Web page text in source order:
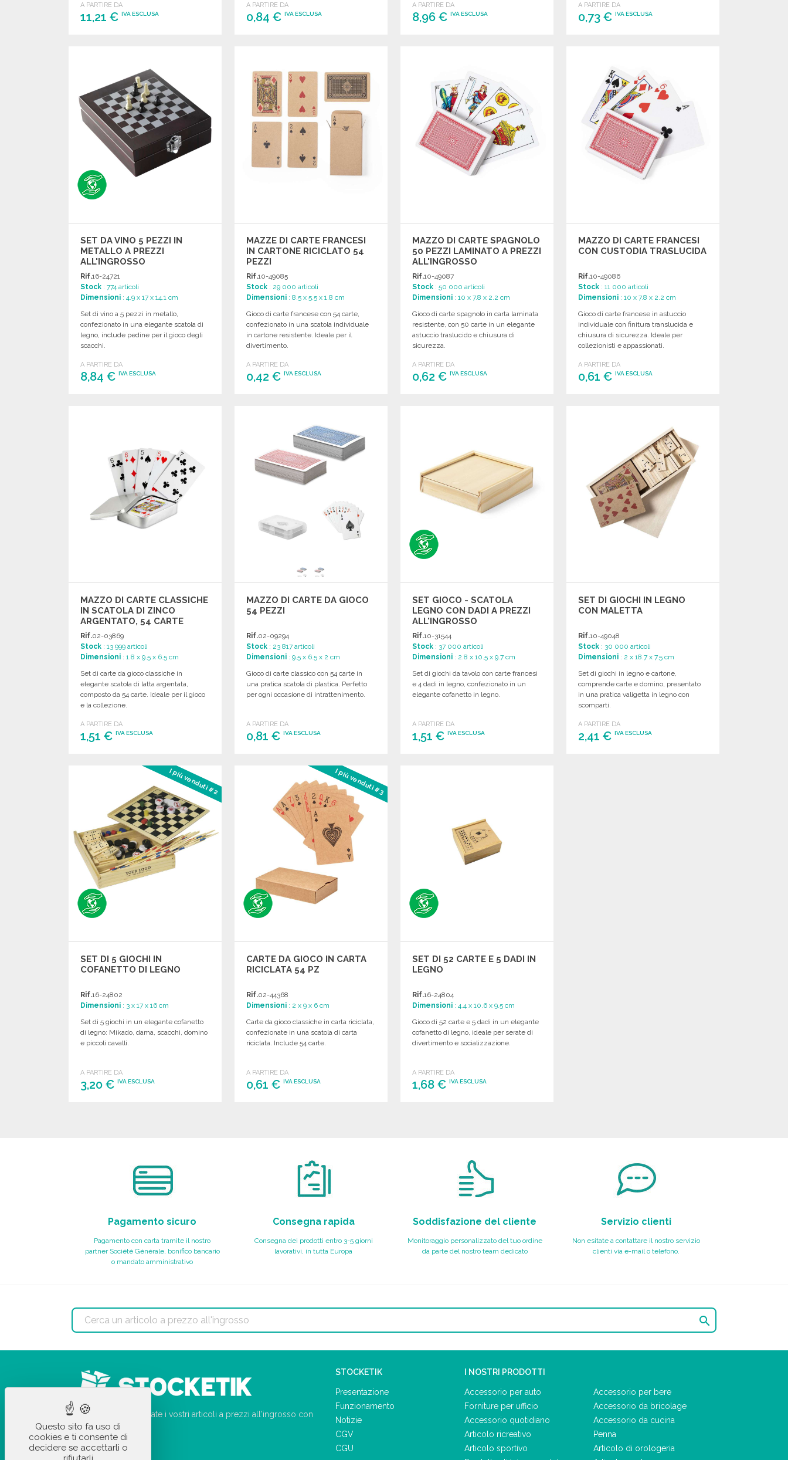
A PARTIRE DA
11,21 € IVA ESCLUSA
A PARTIRE DA
0,84 €IVA ESCLUSA
A PARTIRE DA
8,96 €IVA ESCLUSA
A PARTIRE DA
0,73 €IVA ESCLUSA
SET DA VINO 5 PEZZI IN
METALLO A PREZZI
ALL'INGROSSO
Rif.16-24721
Stock : 774 articoli
Dimensioni : 4.9 x 17 x 14.1 cm
Set di vino a 5 pezzi in metallo,
confezionato in una elegante scatola di
legno, include pedine per il gioco degli
scacchi.
A PARTIRE DA
8,84 € IVA ESCLUSA
MAZZE DI CARTE FRANCESI
IN CARTONE RICICLATO 54
PEZZI
Rif.10-49085
Stock : 29 000 articoli
Dimensioni : 8.5 x 5.5 x 1.8 cm
Gioco di carte francese con 54 carte,
confezionato in una scatola individuale
in cartone resistente. Ideale per il
divertimento.
A PARTIRE DA
0,42 €IVA ESCLUSA
MAZZO DI CARTE SPAGNOLO
50 PEZZI LAMINATO A PREZZI
ALL'INGROSSO
Rif.10-49087
Stock : 50 000 articoli
Dimensioni : 10 x 7.8 x 2.2 cm
Gioco di carte spagnolo in carta laminata
resistente, con 50 carte in un elegante
astuccio traslucido e chiusura di
sicurezza.
A PARTIRE DA
0,62 €IVA ESCLUSA
MAZZO DI CARTE FRANCESI
CON CUSTODIA TRASLUCIDA
Rif.10-49086
Stock : 11 000 articoli
Dimensioni : 10 x 7.8 x 2.2 cm
Gioco di carte francese in astuccio
individuale con finitura translucida e
chiusura di sicurezza. Ideale per
collezionisti e appassionati.
A PARTIRE DA
0,61 €IVA ESCLUSA
MAZZO DI CARTE CLASSICHE
IN SCATOLA DI ZINCO
ARGENTATO, 54 CARTE
Rif.02-03869
Stock : 13 999 articoli
Dimensioni : 1.8 x 9.5 x 6.5 cm
Set di carte da gioco classiche in
elegante scatola di latta argentata,
composto da 54 carte. Ideale per il gioco
e la collezione.
A PARTIRE DA
1,51 € IVA ESCLUSA
Richiedi un preventivo
MAZZO DI CARTE DA GIOCO
54 PEZZI
Rif.02-09294
Stock : 23 817 articoli
Dimensioni : 9.5 x 6.5 x 2 cm
Gioco di carte classico con 54 carte in
una pratica scatola di plastica. Perfetto
per ogni occasione di intrattenimento.
A PARTIRE DA
0,81 €IVA ESCLUSA
Richiedi un preventivo
SET GIOCO - SCATOLA
LEGNO CON DADI A PREZZI
ALL'INGROSSO
Rif.10-31544
Stock : 37 000 articoli
Dimensioni : 2.8 x 10.5 x 9.7 cm
Set di giochi da tavolo con carte francesi
e 4 dadi in legno, confezionato in un
elegante cofanetto in legno.
A PARTIRE DA
1,51 €IVA ESCLUSA
SET DI GIOCHI IN LEGNO
CON MALETTA
Rif.10-49048
Stock : 30 000 articoli
Dimensioni : 2 x 18.7 x 7.5 cm
Set di giochi in legno e cartone,
comprende carte e domino, presentato
in una pratica valigetta in legno con
scomparti.
A PARTIRE DA
2,41 €IVA ESCLUSA
I più venduti #2
SET DI 5 GIOCHI IN
COFANETTO DI LEGNO
Rif.16-24802
Dimensioni : 3 x 17 x 16 cm
Set di 5 giochi in un elegante cofanetto
di legno: Mikado, dama, scacchi, domino
e piccoli cavalli.
A PARTIRE DA
3,20 € IVA ESCLUSA
I più venduti #3
CARTE DA GIOCO IN CARTA
RICICLATA 54 PZ
Rif.02-44368
Dimensioni : 2 x 9 x 6 cm
Carte da gioco classiche in carta riciclata,
confezionate in una scatola di carta
riciclata. Include 54 carte.
A PARTIRE DA
0,61 € IVA ESCLUSA
SET DI 52 CARTE E 5 DADI IN
LEGNO
Rif.16-24804
Dimensioni : 4.4 x 10.6 x 9.5 cm
Gioco di 52 carte e 5 dadi in un elegante
cofanetto di legno, ideale per serate di
divertimento e socializzazione.
A PARTIRE DA
1,68 € IVA ESCLUSA
Pagamento sicuro
Pagamento con carta tramite il nostro
partner Société Générale, bonifico bancario
o mandato amministrativo
Consegna rapida
Consegna dei prodotti entro 3-5 giorni
lavorativi, in tutta Europa
Soddisfazione del cliente
Monitoraggio personalizzato del tuo ordine
da parte del nostro team dedicato
Servizio clienti
Non esitate a contattare il nostro servizio
clienti via e-mail o telefono.

Su StockEtik.it ordinate i vostri articoli a prezzi all'ingrosso con
pochi clic!
STOCKETIK
Presentazione
Funzionamento
Notizie
CGV
CGU
I NOSTRI PRODOTTI
Accessorio per auto
Forniture per ufficio
Accessorio quotidiano
Articolo ricreativo
Articolo sportivo
Accessorio per bere
Accessorio da bricolage
Accessorio da cucina
Penna
Articolo di orologeria
Questo sito fa uso di
cookies e ti consente di
decidere se accettarli o